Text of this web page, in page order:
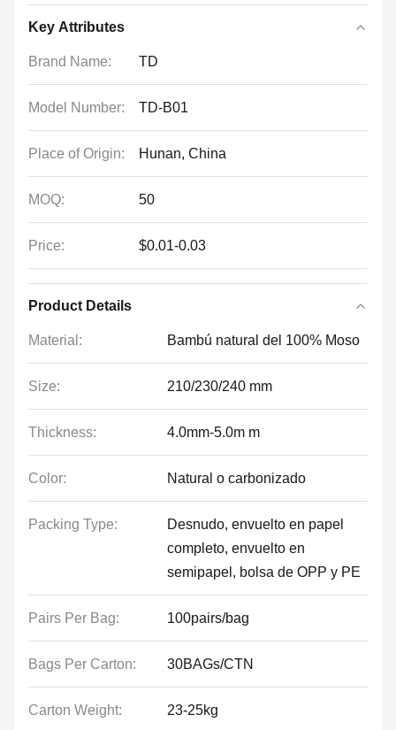
Key Attributes
Brand Name: TD
Model Number: TD-B01
Place of Origin: Hunan, China
MOQ: 50
Price: $0.01-0.03
Product Details
Material: Bambú natural del 100% Moso
Size: 210/230/240 mm
Thickness: 4.0mm-5.0m m
Color: Natural o carbonizado
Packing Type:
Desnudo, envuelto en papel
completo, envuelto en
semipapel, bolsa de OPP y PE
Pairs Per Bag: 100pairs/bag
Bags Per Carton: 30BAGs/CTN
Carton Weight: 23-25kg